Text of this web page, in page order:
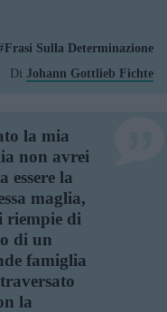
Frasi Sulla Determinazione
Di Johann Gottlieb Fichte
la mia
non avrei
essere la
maglia,
riempie di
di un
famiglia
la